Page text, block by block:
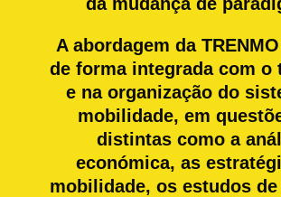
A abordagem da
de forma integrada com
e na organização do
mobilidade, em
distintas como a
económica, as
mobilidade, os estudos